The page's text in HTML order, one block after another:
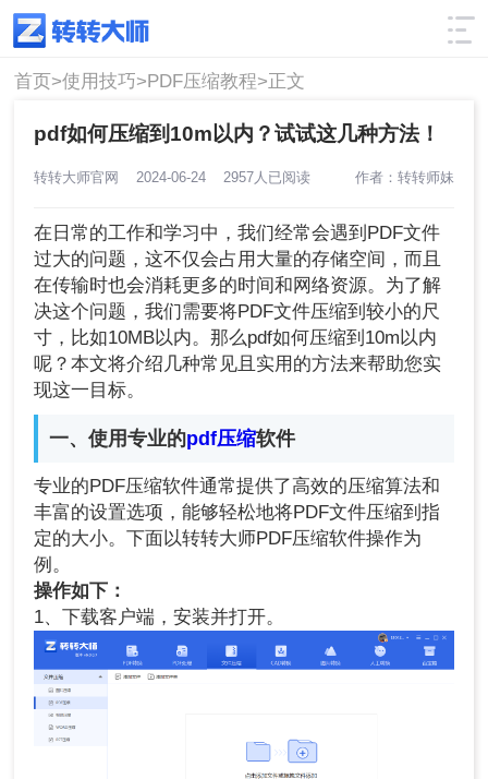
使用技巧 筛选
首页>使用技巧>PDF压缩教程>正文
pdf如何压缩到10m以内？试试这几种方法！
转转大师官网 2024-06-24 2957人已阅读 作者：转转师妹
在日常的工作和学习中，我们经常会遇到PDF文件
过大的问题，这不仅会占用大量的存储空间，而且
在传输时也会消耗更多的时间和网络资源。为了解
决这个问题，我们需要将PDF文件压缩到较小的尺
寸，比如10MB以内。那么pdf如何压缩到10m以内
呢？本文将介绍几种常见且实用的方法来帮助您实
现这一目标。
一、使用专业的pdf压缩软件
专业的PDF压缩软件通常提供了高效的压缩算法和
丰富的设置选项，能够轻松地将PDF文件压缩到指
定的大小。下面以转转大师PDF压缩软件操作为
例。
操作如下：
1、下载客户端，安装并打开。